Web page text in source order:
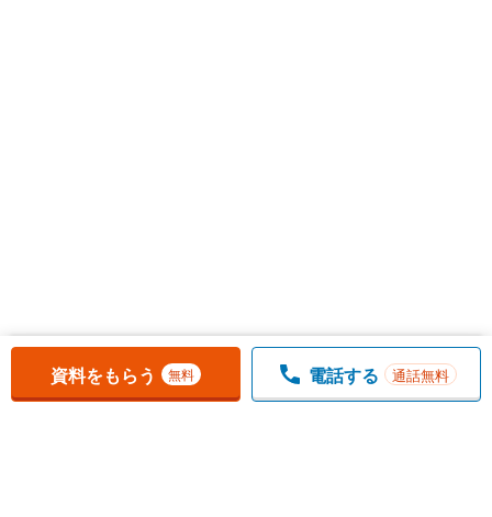
お気に入りに追加しました。 一覧を開く
資料をもらう 無料 電話する 通話無料